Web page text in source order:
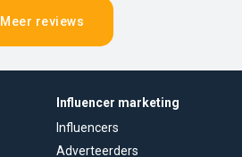
Meer reviews
Influencer marketing
Influencers
Adverteerders